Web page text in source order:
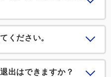
ください。
出はできますか？